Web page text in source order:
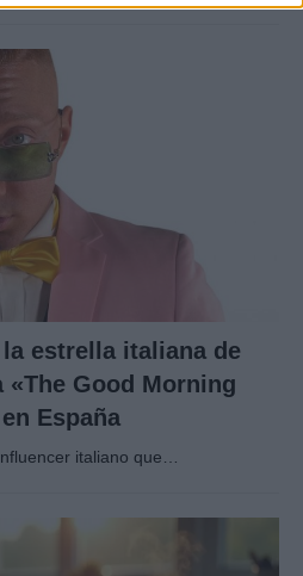
estrella italiana de
Good Morning
España
italiano que…